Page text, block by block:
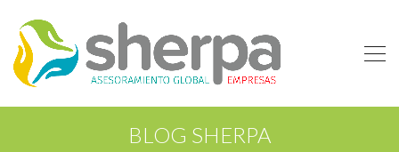
BLOG SHERPA